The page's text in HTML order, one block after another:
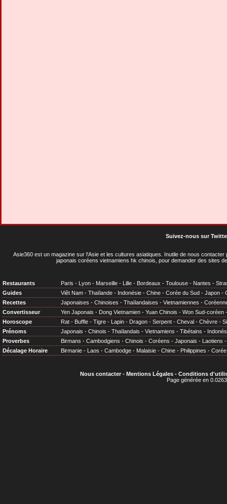
Suivez-nous sur
Asie360 est un magazine sur l'Asie et les cultures asiatiques . Inutile de nous
japonais coréens vietnamiens hk chinois, pour demander des sites
Restaurants Paris - Lyon - Marseille - Lille - Bordeaux - Toulouse - Nantes -
Guides
Viêt Nam - Thaïlande - Indonésie - Chine - Corée du Sud - Japon -
Recettes
Japonaises - Chinoises - Thaïlandaises - Vietnamiennes -
Convertisseur
Yen Japonais - Dong Vietnamien - Yuan Chinois - Won Sud-coréen
Horoscope
Rat - Buffle - Tigre - Lapin - Dragon - Serpent - Cheval - Chèvre -
Prénoms
Japonais - Chinois - Thaïlandais - Vietnamiens - Tibétains -
Proverbes
Birmans - Cambodgiens - Chinois - Coréens - Japonais - Laotiens
Décalage Horaire
Birmanie - Laos - Cambodge - Malaisie - Chine - Philippines - Corée
Nous contacter- Mentions Légales- Conditions
Page générée en